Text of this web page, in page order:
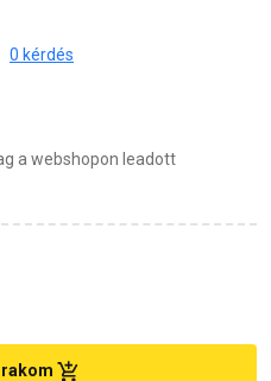
0 kérdés
a webshopon leadott
rakom